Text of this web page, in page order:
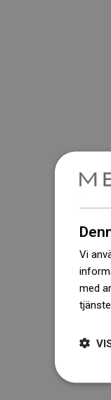
Vi
med